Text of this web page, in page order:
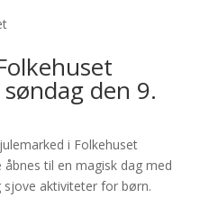
den 9.
i Folkehuset
til en magisk dag med
sjove aktiviteter for børn.